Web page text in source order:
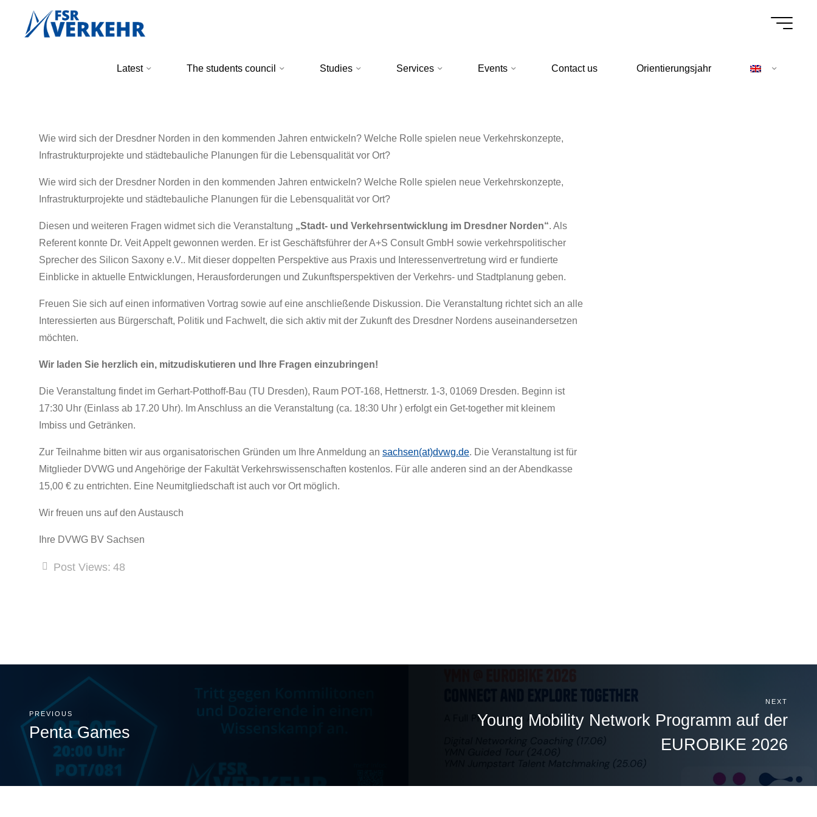
Latest The students council Studies Services Events Contact us Orientierungsjahr
Wie wird sich der Dresdner Norden in den kommenden Jahren entwickeln? Welche Rolle spielen neue Verkehrskonzepte,
Infrastrukturprojekte und städtebauliche Planungen für die Lebensqualität vor Ort?
Wie wird sich der Dresdner Norden in den kommenden Jahren entwickeln? Welche Rolle spielen neue Verkehrskonzepte,
Infrastrukturprojekte und städtebauliche Planungen für die Lebensqualität vor Ort?
Diesen und weiteren Fragen widmet sich die Veranstaltung „Stadt- und Verkehrsentwicklung im Dresdner Norden“. Als
Referent konnte Dr. Veit Appelt gewonnen werden. Er ist Geschäftsführer der A+S Consult GmbH sowie verkehrspolitischer
Sprecher des Silicon Saxony e.V.. Mit dieser doppelten Perspektive aus Praxis und Interessenvertretung wird er fundierte
Einblicke in aktuelle Entwicklungen, Herausforderungen und Zukunftsperspektiven der Verkehrs- und Stadtplanung geben.
Freuen Sie sich auf einen informativen Vortrag sowie auf eine anschließende Diskussion. Die Veranstaltung richtet sich an alle
Interessierten aus Bürgerschaft, Politik und Fachwelt, die sich aktiv mit der Zukunft des Dresdner Nordens auseinandersetzen
möchten.
Wir laden Sie herzlich ein, mitzudiskutieren und Ihre Fragen einzubringen!
Die Veranstaltung findet im Gerhart-Potthoff-Bau (TU Dresden), Raum POT-168, Hettnerstr. 1-3, 01069 Dresden. Beginn ist
17:30 Uhr (Einlass ab 17.20 Uhr). Im Anschluss an die Veranstaltung (ca. 18:30 Uhr ) erfolgt ein Get-together mit kleinem
Imbiss und Getränken.
Zur Teilnahme bitten wir aus organisatorischen Gründen um Ihre Anmeldung an sachsen(at)dvwg.de. Die Veranstaltung ist für
Mitglieder DVWG und Angehörige der Fakultät Verkehrswissenschaften kostenlos. Für alle anderen sind an der Abendkasse
15,00 € zu entrichten. Eine Neumitgliedschaft ist auch vor Ort möglich.
Wir freuen uns auf den Austausch
Ihre DVWG BV Sachsen
Post Views: 48
PREVIOUS
Penta Games
NEXT
Young Mobility Network Programm auf der
EUROBIKE 2026